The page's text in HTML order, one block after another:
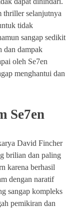
thriller selanjutnya
tidak
sangap sedikit
dan dampak
oleh Se7en
menghantui dan
Se7en
David Fincher
brilian dan paling
karena berhasil
dengan naratif
sangap kompleks
pemikiran dan